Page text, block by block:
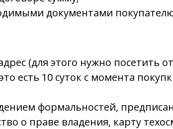
документами
(для этого нужно посетить
есть 10 суток с момента
формальностей,
о праве владения, карту